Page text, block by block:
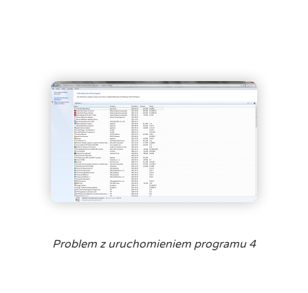
Problem z uruchomieniem programu 4